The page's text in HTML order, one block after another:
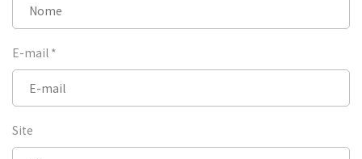
E-mail *
Site